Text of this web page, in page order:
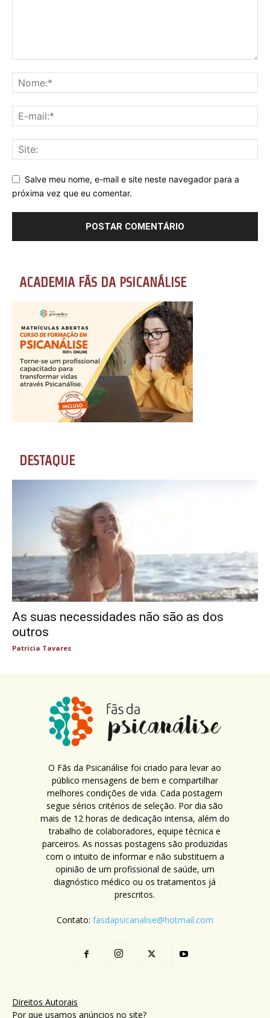
Salve meu nome, e-mail e site neste navegador para a
próxima vez que eu comentar.
ACADEMIA FÃS DA PSICANÁLISE
DESTAQUE
As suas necessidades não são as dos
outros
Patricia Tavares
O Fãs da Psicanálise foi criado para levar ao
público mensagens de bem e compartilhar
melhores condições de vida. Cada postagem
segue sérios critérios de seleção. Por dia são
mais de 12 horas de dedicação intensa, além do
trabalho de colaboradores, equipe técnica e
parceiros. As nossas postagens são produzidas
com o intuito de informar e não substituem a
opinião de um profissional de saúde, um
diagnóstico médico ou os tratamentos já
prescritos.
Contato: fasdapsicanalise@hotmail.com
Direitos Autorais
Por que usamos anúncios no site?